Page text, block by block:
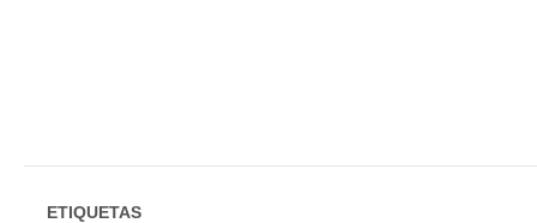
ETIQUETAS